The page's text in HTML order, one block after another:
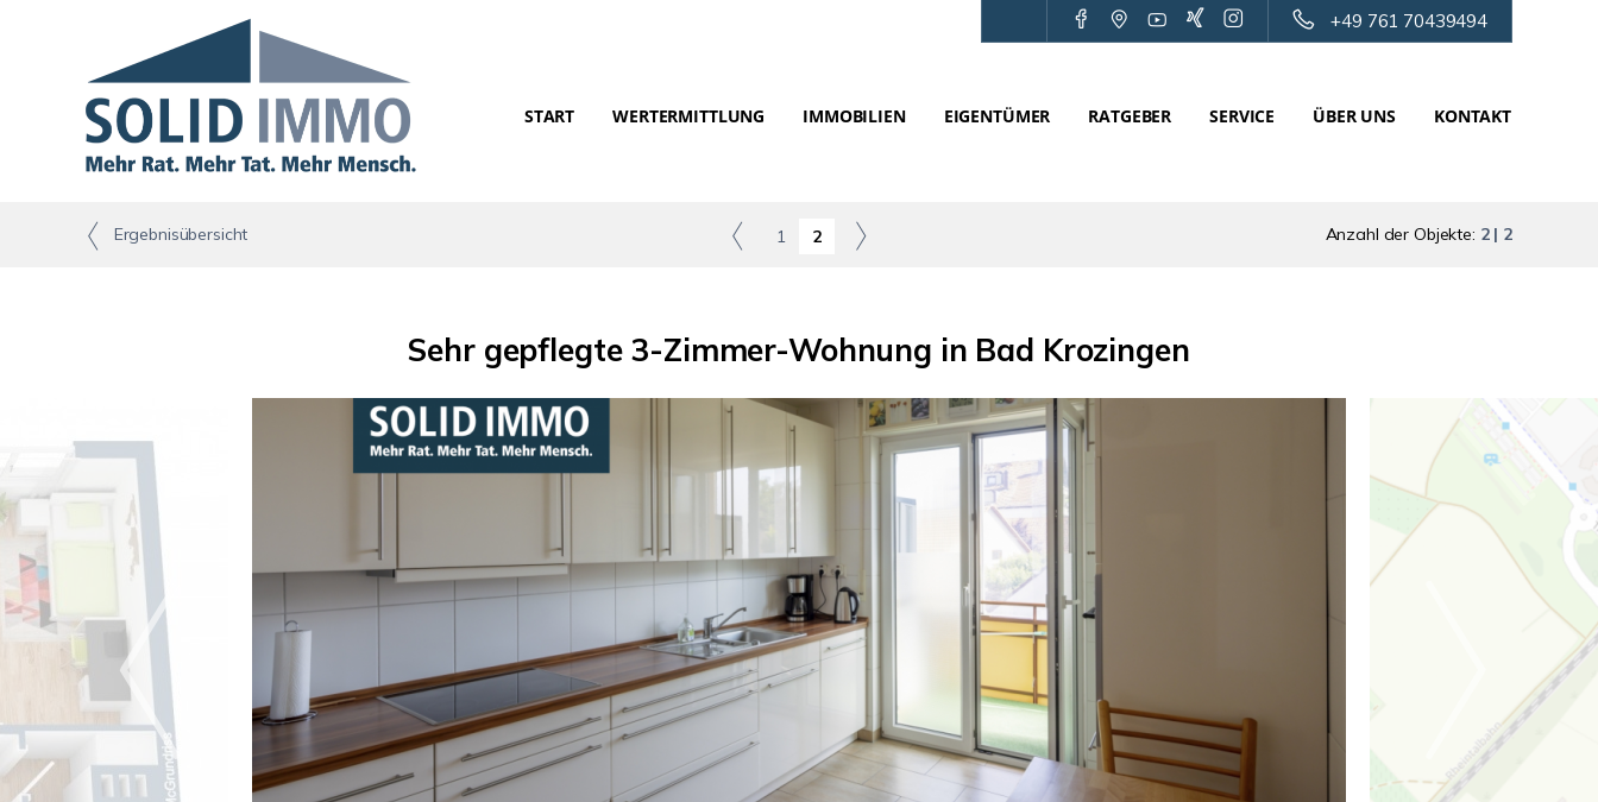
+49 761 70439494
START WERTERMITTLUNG IMMOBILIEN EIGENTÜMER RATGEBER SERVICE ÜBER UNS KONTAKT
Ergebnisübersicht 1 2 Anzahl der Objekte: 2 | 2
Sehr gepflegte 3-Zimmer-Wohnung in Bad Krozingen